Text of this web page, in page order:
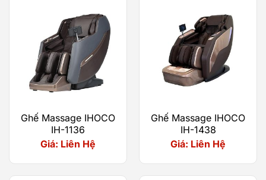
sâu hơn, chính xác hơn
Ghế Massage IHOCO
IH-1136
Giá: Liên Hệ
Ghế Massage IHOCO
IH-1438
Giá: Liên Hệ